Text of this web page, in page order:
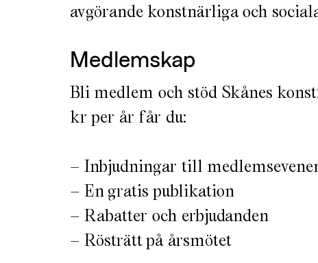
avgörande konstnärliga och
Medlemskap
Bli medlem och stöd Skånes
kr per år får du:
– Inbjudningar till
– En gratis publikation
– Rabatter och erbjudanden
– Rösträtt på årsmötet